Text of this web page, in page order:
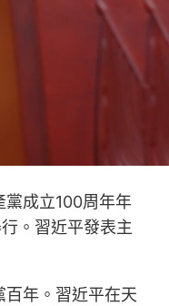
黨成立100周年年
。習近平發表主
百年。習近平在天